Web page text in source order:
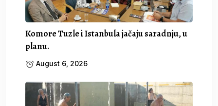
Komore Tuzle i Istanbula jačaju saradnju, u
planu.
August 6, 2026